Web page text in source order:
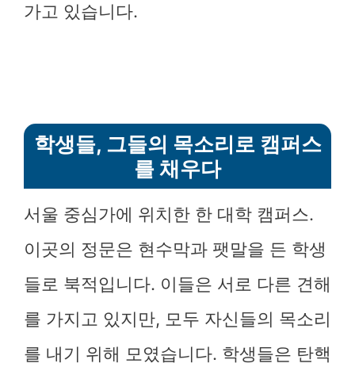
가고 있습니다.
학생들, 그들의 목소리로 캠퍼스
를 채우다
서울 중심가에 위치한 한 대학 캠퍼스.
이곳의 정문은 현수막과 팻말을 든 학생
들로 북적입니다. 이들은 서로 다른 견해
를 가지고 있지만, 모두 자신들의 목소리
를 내기 위해 모였습니다. 학생들은 탄핵